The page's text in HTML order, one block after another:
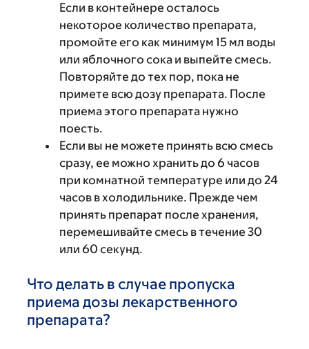
Если в контейнере осталось
некоторое количество препарата,
промойте его как минимум 15 мл воды
или яблочного сока и выпейте смесь.
Повторяйте до тех пор, пока не
примете всю дозу препарата. После
приема этого препарата нужно
поесть.
Если вы не можете принять всю смесь
сразу, ее можно хранить до 6 часов
при комнатной температуре или до 24
часов в холодильнике. Прежде чем
принять препарат после хранения,
перемешивайте смесь в течение 30
или 60 секунд.
Что делать в случае пропуска
приема дозы лекарственного
препарата?